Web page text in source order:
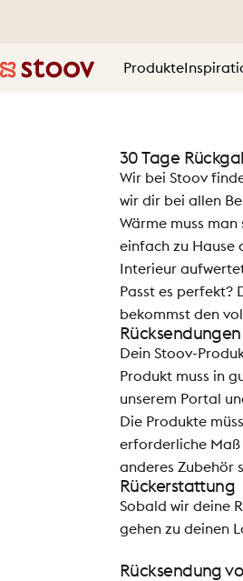
Stoov® | Cordless Heated Cushions
Produkte
30 Tage
Wir bei Stoov
wir dir bei allen
Wärme muss
einfach zu Hause
Interieur
Passt es perfekt?
bekommst den
Rücksendungen
Dein Stoov-
Produkt muss in
unserem Portal
Die Produkte
erforderliche Maß
anderes Zubehör
Rückerstattung
Sobald wir deine
gehen zu deinen
Rücksendung